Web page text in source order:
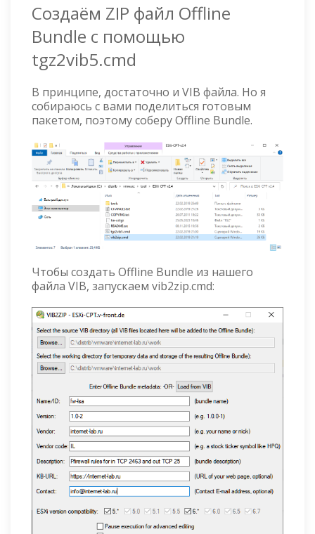
Создаём ZIP файл Offline
Bundle с помощью
tgz2vib5.cmd
В принципе, достаточно и VIB файла. Но я
собираюсь с вами поделиться готовым
пакетом, поэтому соберу Offline Bundle.
Чтобы создать Offline Bundle из нашего
файла VIB, запускаем vib2zip.cmd: